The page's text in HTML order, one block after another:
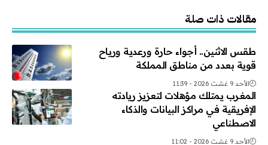
مقالات ذات صلة
طقس الاثنين.. أجواء حارة ورعدية ورياح
قوية بعدد من مناطق المملكة
الأحد 9 غشت 2026 - 11:39
المغرب يمتلك مؤهلات لتعزيز ريادته
الإفريقية في مراكز البيانات والذكاء
الاصطناعي
الأحد 9 غشت 2026 - 11:02